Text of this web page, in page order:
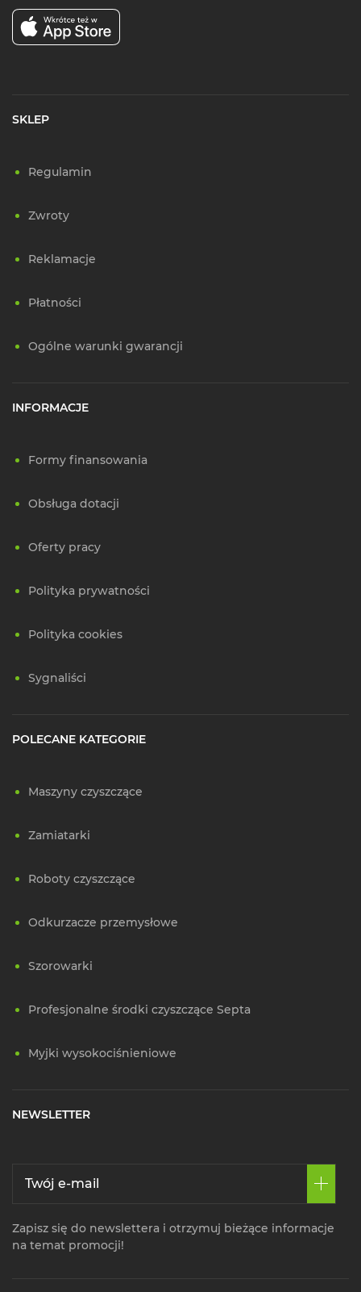
SKLEP
Regulamin
Zwroty
Reklamacje
Płatności
Ogólne warunki gwarancji
INFORMACJE
Formy finansowania
Obsługa dotacji
Oferty pracy
Polityka prywatności
Polityka cookies
Sygnaliści
POLECANE KATEGORIE
Maszyny czyszczące
Zamiatarki
Roboty czyszczące
Odkurzacze przemysłowe
Szorowarki
Profesjonalne środki czyszczące Septa
Myjki wysokociśnieniowe
NEWSLETTER
Zapisz się do newslettera i otrzymuj bieżące informacje
na temat promocji!